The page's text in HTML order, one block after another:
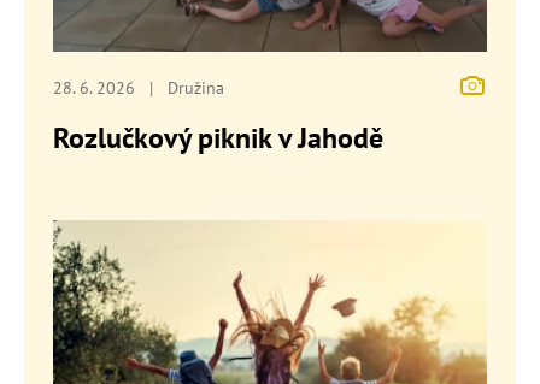
28. 6. 2026 | Družina
Rozlučkový piknik v Jahodě